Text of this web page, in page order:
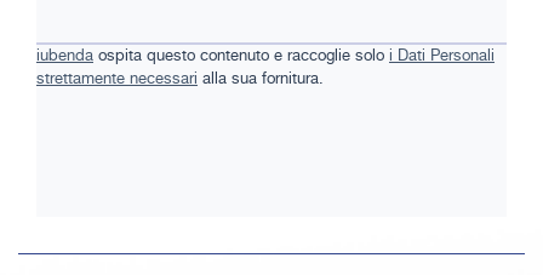
iubenda ospita questo contenuto e raccoglie solo i Dati Personali
strettamente necessari alla sua fornitura.